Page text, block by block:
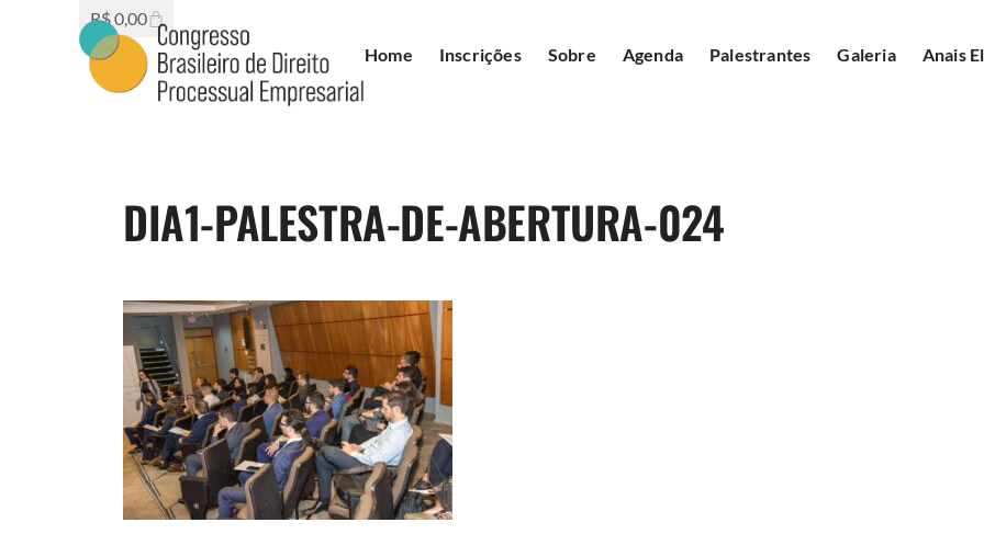
R$0,00
Home
Inscrições Sobre Agenda Palestrantes Galeria Anais
DIA1-PALESTRA-DE-ABERTURA-024